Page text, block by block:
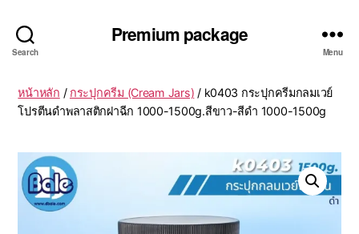
Search
Premium package
Menu
หน้าหลัก / กระปุกครีม (Cream Jars) / k0403 กระปุกครีมกลมเวย์
โปรตีนดำพลาสติกฝาฉีก 1000-1500g.สีขาว-สีดำ 1000-1500g